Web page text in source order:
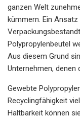
ganzen Welt
kümmern. Ein
Polypropylenbeutel
Aus diesem Grund
Unternehmen, denen
Gewebte
Recyclingfähigkeit
Haltbarkeit können